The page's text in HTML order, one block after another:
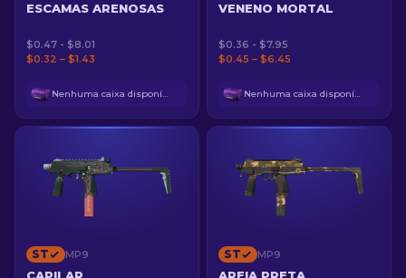
ESCAMAS ARENOSAS
$0.47 - $8.01
$0.32 – $1.43
Nenhuma caixa disponível
VENENO MORTAL
$0.36 - $7.95
$0.45 – $6.45
Nenhuma caixa disponível
ST MP9 ST MP9